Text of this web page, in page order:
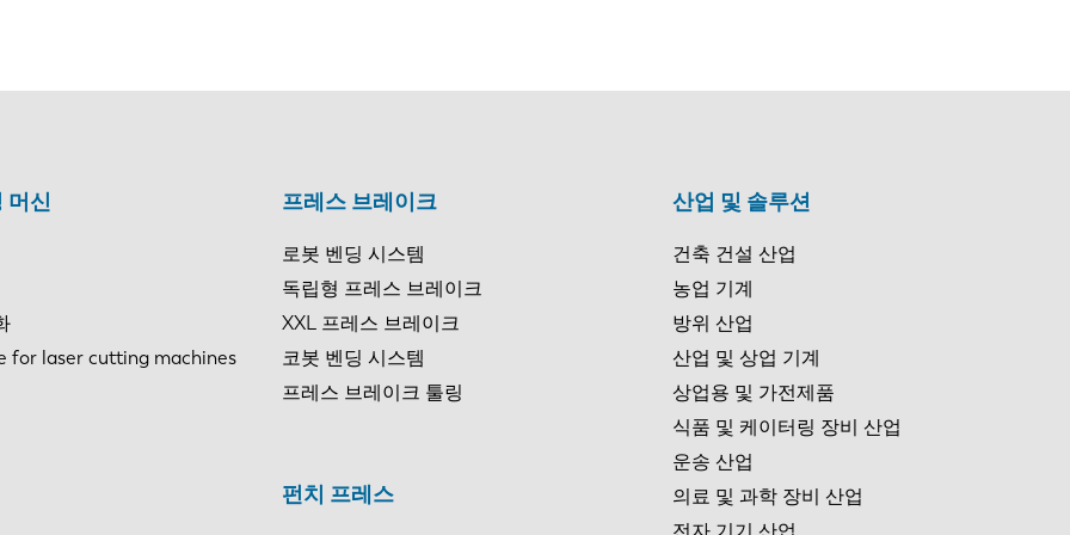
머신
for laser cutting machines
프레스 브레이크
로봇 벤딩 시스템
독립형 프레스 브레이크
XXL 프레스 브레이크
코봇 벤딩 시스템
프레스 브레이크 툴링
펀치 프레스
산업 및 솔루션
건축 건설 산업
농업 기계
방위 산업
산업 및 상업 기계
상업용 및 가전제품
식품 및 케이터링 장비 산업
운송 산업
의료 및 과학 장비 산업